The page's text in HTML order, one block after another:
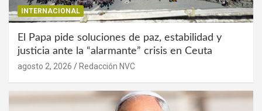
INTERNACIONAL
El Papa pide soluciones de paz, estabilidad y
justicia ante la “alarmante” crisis en Ceuta
agosto 2, 2026 Redacción NVC